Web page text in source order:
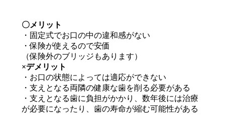
〇メリット
・固定式でお口の中の違和感がない
・保険が使えるので安価
（保険外のブリッジもあります）
×デメリット
・お口の状態によっては適応ができない
・支えとなる両隣の健康な歯を削る必要がある
・支えとなる歯に負担がかかり、数年後には治療
が必要になったり、歯の寿命が縮む可能性がある